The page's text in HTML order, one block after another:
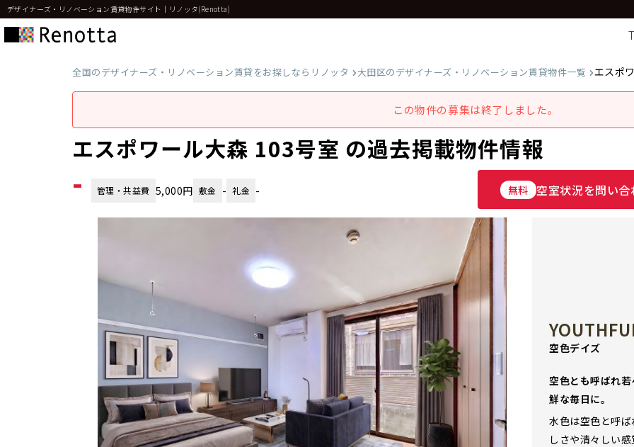
デザイナーズ・リノベーション賃貸物件サイト｜リノッタ(Renotta)
全国のデザイナーズ・リノベーション賃貸をお探しならリノッタ 大田区のデザイナーズ・リノベーション賃貸物件一覧 エスポ
この物件の募集は終了しました。
エスポワール大森 103号室 の過去掲載物件情報
- 管理・共益費 5,000円 敷金 - 礼金 - 無料 空室状況を問い合
空色デイズ
空色とも呼ばれ
鮮な毎日に。
水色は空色と呼
しさや清々しい